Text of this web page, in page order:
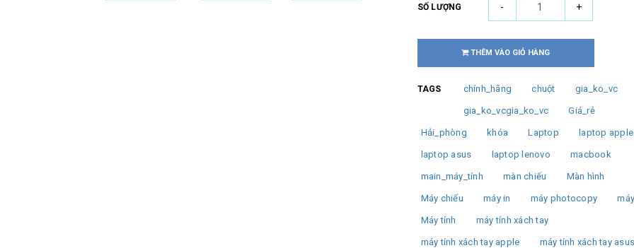
SỐ LƯỢNG - +
THÊM VÀO GIỎ HÀNG
TAGS chính_hãng chuột gia_ko_vc
gia_ko_vcgia_ko_vc Giá_rẻ
Hải_phòng khóa Laptop laptop apple
laptop asus laptop lenovo macbook
main_máy_tính màn chiếu Màn hình
Máy chiếu máy in máy photocopy
Máy tính máy tính xách tay
máy tính xách tay apple máy tính xách tay asus